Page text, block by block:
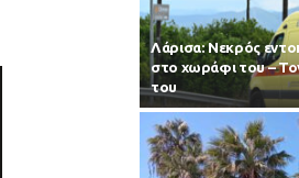
Λάρισα: Νεκρός
στο χωράφι του –
του